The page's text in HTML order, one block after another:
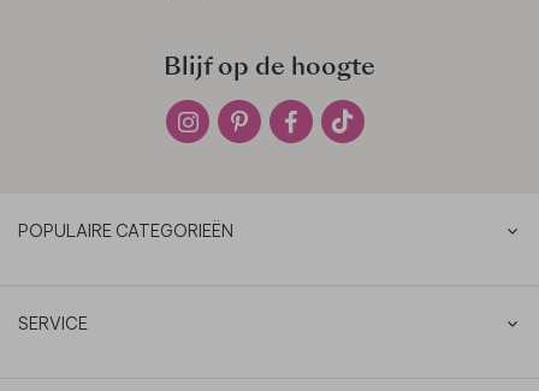
Blijf op de hoogte
POPULAIRE CATEGORIEËN
SERVICE